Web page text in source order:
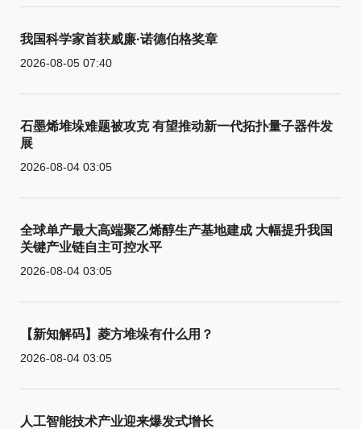
我国科学家首获威廉·诺德伯格奖章
2026-08-05 07:40
石墨烯堆垛难题被攻克 有望推动新一代拓扑量子器件发
展
2026-08-04 03:05
全球单产最大高端聚乙烯醇生产基地建成 大幅提升我国
关键产业链自主可控水平
2026-08-04 03:05
【新知解码】菱方堆垛有什么用？
2026-08-04 03:05
人工智能技术产业迎来爆发式增长